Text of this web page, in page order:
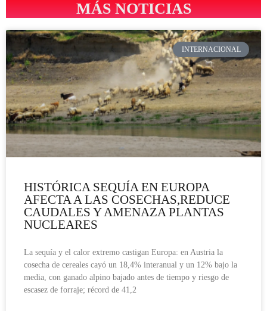
MÁS NOTICIAS
INTERNACIONAL
HISTÓRICA SEQUÍA EN EUROPA
AFECTA A LAS COSECHAS,REDUCE
CAUDALES Y AMENAZA PLANTAS
NUCLEARES
La sequía y el calor extremo castigan Europa: en Austria la
cosecha de cereales cayó un 18,4% interanual y un 12% bajo la
media, con ganado alpino bajado antes de tiempo y riesgo de
escasez de forraje; récord de 41,2